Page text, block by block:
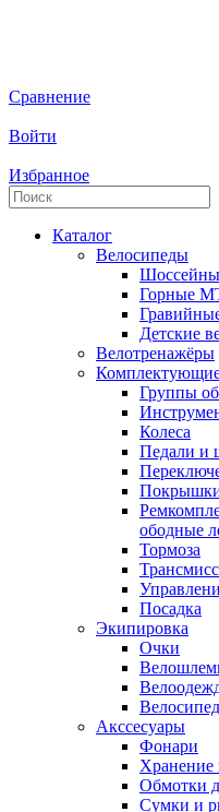
Сравнение
Войти
Избранное
Каталог
Велосипеды
Горные
Детские
Велотренажёры
Группы
Колеса
Педали и
ободные
Тормоза
Посадка
Экипировка
Очки
Акссесуары
Фонари
Хранение
Обмотки
Сумки и